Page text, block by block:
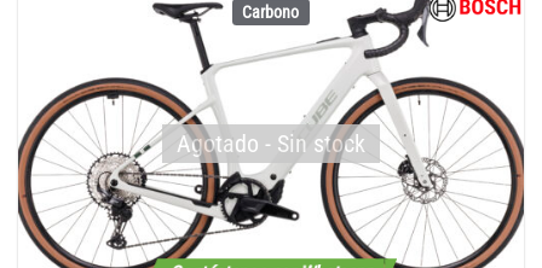
Carbono
Agotado - Sin stock